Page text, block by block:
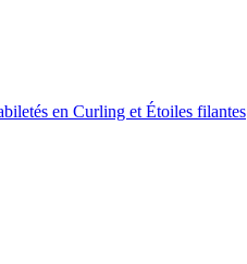
en Curling et Étoiles filantes